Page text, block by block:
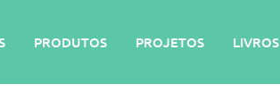
PRODUTOS PROJETOS LIVROS